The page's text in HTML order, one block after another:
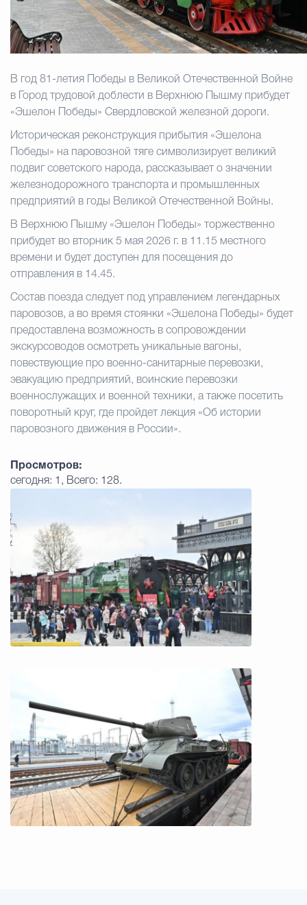
Избирательная
Государственные организации
В год 81-летия Победы в Великой Отечественной Войне
в Город трудовой доблести в Верхнюю Пышму прибудет
«Эшелон Победы» Свердловской железной дороги.
Историческая реконструкция прибытия «Эшелона
Победы» на паровозной тяге символизирует великий
подвиг советского народа, рассказывает о значении
железнодорожного транспорта и промышленных
предприятий в годы Великой Отечественной Войны.
В Верхнюю Пышму «Эшелон Победы» торжественно
прибудет во вторник 5 мая 2026 г. в 11.15 местного
времени и будет доступен для посещения до
отправления в 14.45.
Состав поезда следует под управлением легендарных
паровозов, а во время стоянки «Эшелона Победы» будет
предоставлена возможность в сопровождении
экскурсоводов осмотреть уникальные вагоны,
повествующие про военно-санитарные перевозки,
эвакуацию предприятий, воинские перевозки
военнослужащих и военной техники, а также посетить
поворотный круг, где пройдет лекция «Об истории
паровозного движения в России».
Просмотров:
сегодня: 1, Всего: 128.